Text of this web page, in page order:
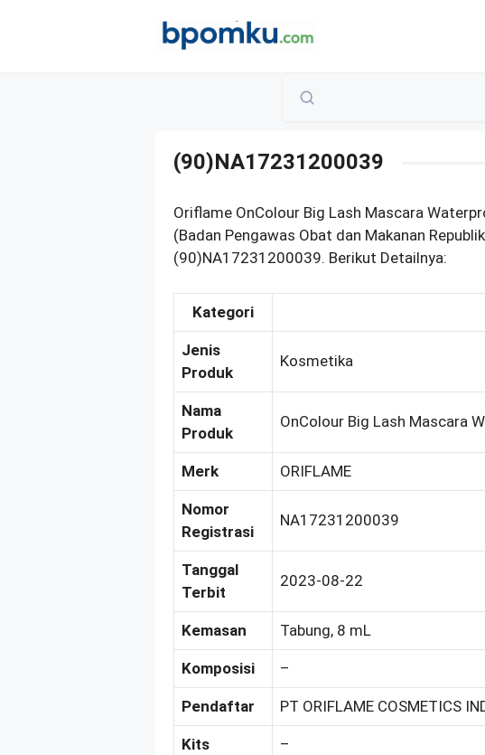
(90)NA17231200039
Oriflame OnColour Big Lash Mascara
(Badan Pengawas Obat dan Makanan
(90)NA17231200039. Berikut Detailnya:
Kategori
Jenis
Produk
Kosmetika
Nama
Produk
OnColour Big Lash Mascara
Merk ORIFLAME
Nomor
Registrasi
NA17231200039
Tanggal
Terbit
2023-08-22
Kemasan Tabung, 8 mL
Komposisi –
Pendaftar PT ORIFLAME COSMETICS
Kits –